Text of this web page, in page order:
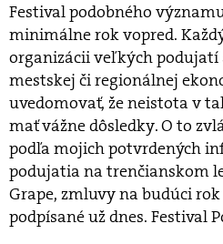
Festival podobného
minimálne rok vopred.
organizácii veľkých
mestskej či regionálnej
uvedomovať, že neistota v
mať vážne dôsledky. O to
podľa mojich potvrdených
podujatia na trenčianskom
Grape, zmluvy na budúci
podpísané už dnes. Festival